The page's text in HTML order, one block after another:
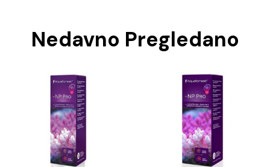
Nedavno Pregledano